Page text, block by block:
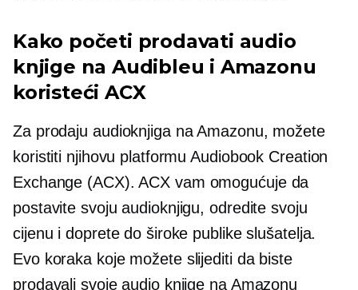
Kako početi prodavati audio
knjige na Audibleu i Amazonu
koristeći ACX
Za prodaju audioknjiga na Amazonu, možete
koristiti njihovu platformu Audiobook Creation
Exchange (ACX). ACX vam omogućuje da
postavite svoju audioknjigu, odredite svoju
cijenu i doprete do široke publike slušatelja.
Evo koraka koje možete slijediti da biste
prodavali svoje audio knjige na Amazonu